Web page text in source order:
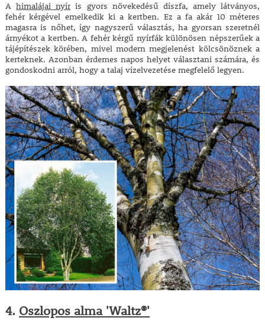
Ahimalájai nyíris gyors növekedésű díszfa, amely látványos,
fehér kérgével emelkedik ki a kertben. Ez a fa akár 10 méteres
magasra is nőhet, így nagyszerű választás, ha gyorsan szeretnél
árnyékot a kertben. A fehér kérgű nyírfák különösen népszerűek a
tájépítészek körében, mivel modern megjelenést kölcsönöznek a
kerteknek. Azonban érdemes napos helyet választani számára, és
gondoskodni arról, hogy a talaj vízelvezetése megfelelő legyen.
4. Oszlopos alma 'Waltz®'